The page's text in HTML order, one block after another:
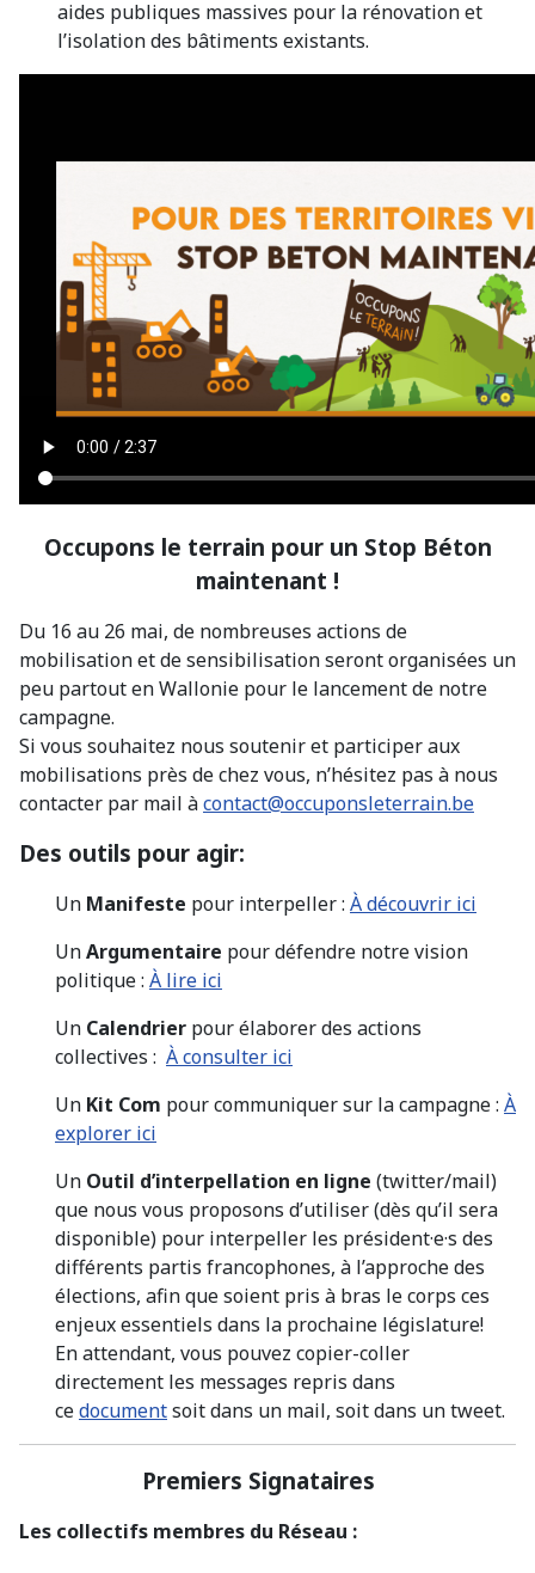
aides publiques massives pour la rénovation et
l’isolation des bâtiments existants.
Occupons le terrain pour un Stop Béton
maintenant !
Du 16 au 26 mai, de nombreuses actions de
mobilisation et de sensibilisation seront organisées un
peu partout en Wallonie pour le lancement de notre
campagne.
Si vous souhaitez nous soutenir et participer aux
mobilisations près de chez vous, n’hésitez pas à nous
contacter par mail àcontact@occuponsleterrain.be
Des outils pour agir:
Un Manifeste pour interpeller : À découvrir ici
UnArgumentaire pour défendre notre vision
politique : À lire ici
Un Calendrier pour élaborer des actions
collectives : À consulter ici
Un Kit Com pour communiquer sur la campagne : À
explorer ici
Un Outil d’interpellation en ligne (twitter/mail)
que nous vous proposons d’utiliser (dès qu’il sera
disponible) pour interpeller les président·e·s des
différents partis francophones, à l’approche des
élections, afin que soient pris à bras le corps ces
enjeux essentiels dans la prochaine législature!
En attendant, vous pouvez copier-coller
directement les messages repris dans
cedocumentsoit dans un mail, soit dans un tweet.
Premiers Signataires
Les collectifs membres du Réseau :